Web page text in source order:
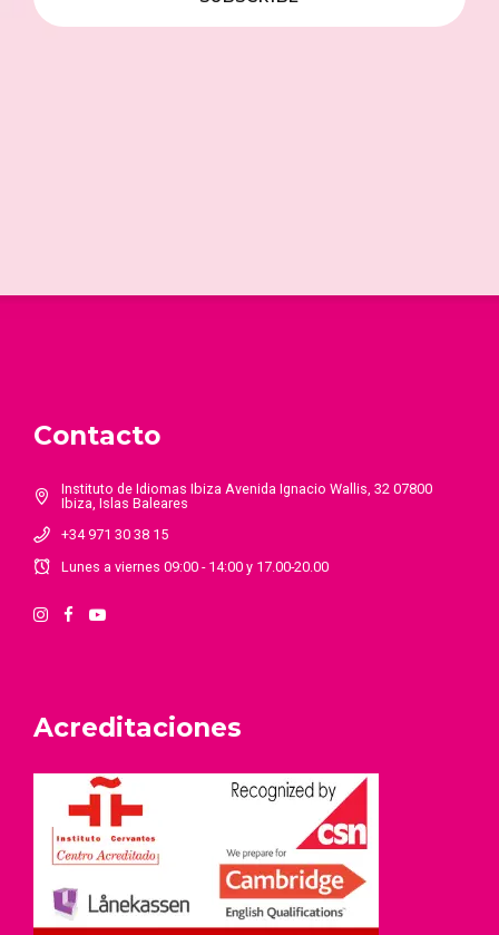
Contacto
Instituto de Idiomas Ibiza Avenida Ignacio Wallis, 32 07800
Ibiza, Islas Baleares
+34 971 30 38 15
Lunes a viernes 09:00 - 14:00 y 17.00-20.00
Acreditaciones